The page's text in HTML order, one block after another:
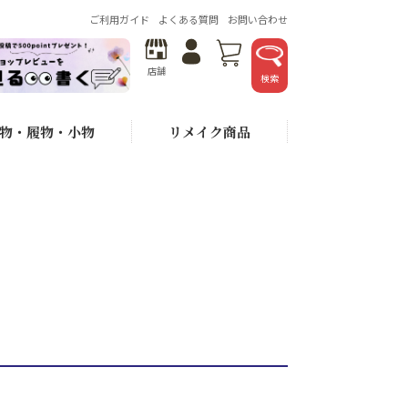
ご利用ガイド よくある質問 お問い合わせ
店舗
検索
・履物・小物 リメイク商品